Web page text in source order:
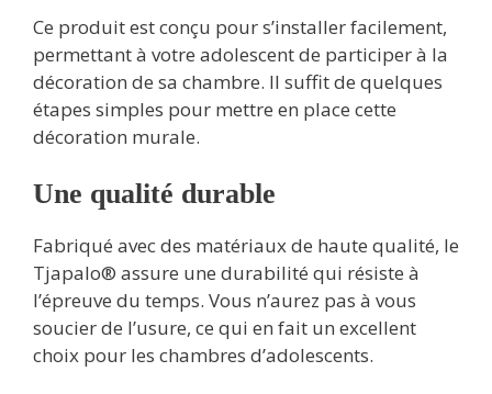
Ce produit est conçu pour s’installer facilement,
permettant à votre adolescent de participer à la
décoration de sa chambre. Il suffit de quelques
étapes simples pour mettre en place cette
décoration murale.
Une qualité durable
Fabriqué avec des matériaux de haute qualité, le
Tjapalo® assure une durabilité qui résiste à
l’épreuve du temps. Vous n’aurez pas à vous
soucier de l’usure, ce qui en fait un excellent
choix pour les chambres d’adolescents.